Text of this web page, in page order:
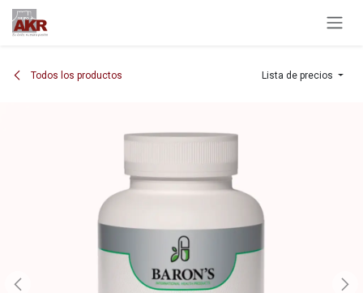
Ir al contenido
Todos los productos Lista de precios